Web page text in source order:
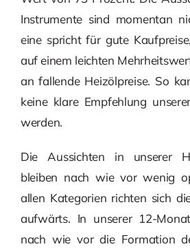
Instrumente sind momentan
eine spricht für gute
auf einem leichten
an fallende Heizölpreise. So
keine klare Empfehlung
werden.
Die Aussichten in unserer
bleiben nach wie vor wenig
allen Kategorien richten sich
aufwärts. In unserer 12-
nach wie vor die Formation